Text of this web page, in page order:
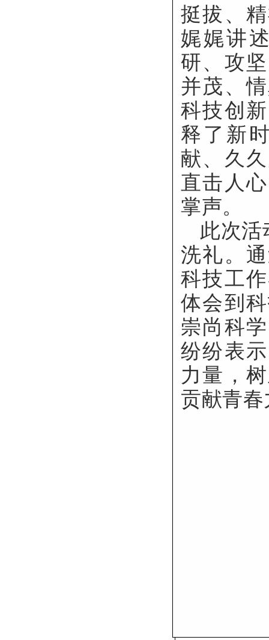
挺拔、
娓娓讲
研、攻
并茂、
科技创
释了新
献、久
直击人
掌声。
此次
洗礼。
科技工
体会到
崇尚科
纷纷表
力量，
贡献青